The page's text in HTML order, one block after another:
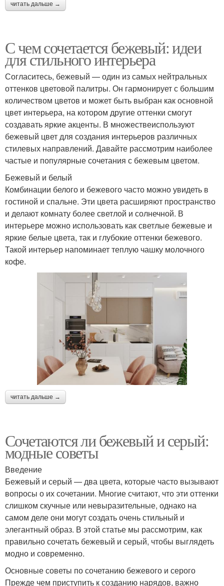
читать дальше →
С чем сочетается бежевый: идеи
для стильного интерьера
Согласитесь, бежевый — один из самых нейтральных
оттенков цветовой палитры. Он гармонирует с большим
количеством цветов и может быть выбран как основной
цвет интерьера, на котором другие оттенки смогут
создавать яркие акценты. В множествеиспользуют
бежевый цвет для создания интерьеров различных
стилевых направлений. Давайте рассмотрим наиболее
частые и популярные сочетания с бежевым цветом.
Бежевый и белый
Комбинации белого и бежевого часто можно увидеть в
гостиной и спальне. Эти цвета расширяют пространство
и делают комнату более светлой и солнечной. В
интерьере можно использовать как светлые бежевые и
яркие белые цвета, так и глубокие оттенки бежевого.
Такой интерьер напоминает теплую чашку молочного
кофе.
читать дальше →
Сочетаются ли бежевый и серый:
модные советы
Введение
Бежевый и серый — два цвета, которые часто вызывают
вопросы о их сочетании. Многие считают, что эти оттенки
слишком скучные или невыразительные, однако на
самом деле они могут создать очень стильный и
элегантный образ. В этой статье мы рассмотрим, как
правильно сочетать бежевый и серый, чтобы выглядеть
модно и современно.
Основные советы по сочетанию бежевого и серого
Прежде чем приступить к созданию нарядов, важно